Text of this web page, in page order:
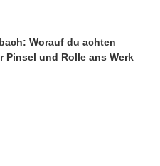
Worauf du achten
Pinsel und Rolle ans Werk